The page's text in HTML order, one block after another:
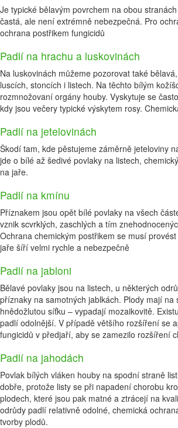
Je typické bělavým povrchem na obou
častá, ale není extrémně nebezpečná. Pro
ochrana postřikem fungicidů
Padlí na hrachu a luskovinách
Na luskovinách můžeme pozorovat také
luscích, stoncích i listech. Na těchto bílým
rozmnožovaní orgány houby. Vyskytuje se
kdy jsou večery typické výskytem rosy.
Padlí na jetelovinách
Škodí tam, kde pěstujeme záměrně jeteloviny
jde o bílé až šedivé povlaky na listech,
na jaře.
Padlí na kmínu
Příznakem jsou opět bílé povlaky na všech
vznik scvrklých, zaschlých a tím
Ochrana chemickým postřikem se musí
jaře šíří velmi rychle a nebezpečně
Padlí na jabloni
Bělavé povlaky jsou na listech, u některých
příznaky na samotných jablkách. Plody mají
hnědožlutou síťku – vypadají mozaikovitě.
padlí odolnější. V případě většího rozšíření se
fungicidů v předjaří, aby se zamezilo rozšíření
Padlí na jahodách
Povlak bílých vláken houby na spodní straně
dobře, protože listy se při napadení chorobu
plodech, které jsou pak matné a ztrácejí na
odrůdy padlí relativně odolné, chemická
tvorby plodů.